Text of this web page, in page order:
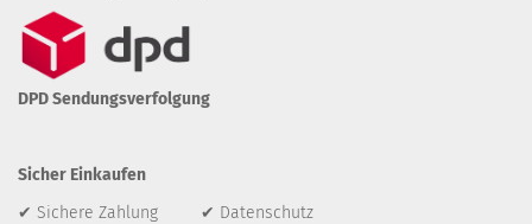
DPD Sendungsverfolgung
Sicher Einkaufen
✔ Sichere Zahlung ✔ Datenschutz